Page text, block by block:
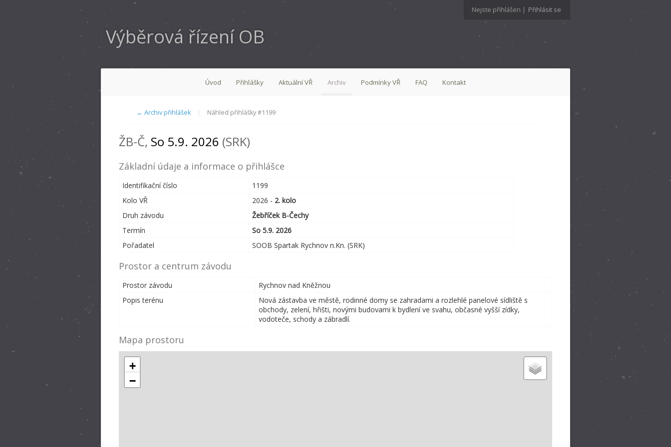
Nejste přihlášen | Přihlásit se
Výběrová řízení OB
Úvod Přihlášky Aktuální VŘ Archiv Podmínky VŘ FAQ Kontakt
← Archiv přihlášek | Náhled přihlášky #1199
ŽB-Č, So 5.9. 2026 (SRK)
Základní údaje a informace o přihlášce
Identifikační číslo
1199
Kolo VŘ
2026 - 2. kolo
Druh závodu
Žebříček B-Čechy
Termín
So 5.9. 2026
Pořadatel
SOOB Spartak Rychnov n.Kn. (SRK)
Prostor a centrum závodu
Prostor závodu
Rychnov nad Kněžnou
Popis terénu
Nová zástavba ve městě, rodinné domy se zahradami a rozlehlé panelové sídliště s
obchody, zelení, hřišti, novými budovami k bydlení ve svahu, občasné vyšší zídky,
vodoteče, schody a zábradlí.
Mapa prostoru
+
−